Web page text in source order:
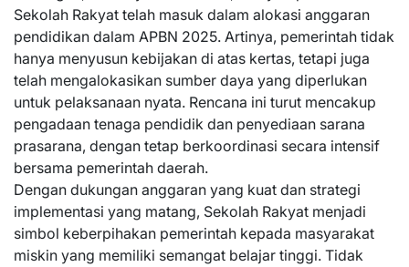
Sekolah Rakyat telah masuk dalam alokasi anggaran
pendidikan dalam APBN 2025. Artinya, pemerintah tidak
hanya menyusun kebijakan di atas kertas, tetapi juga
telah mengalokasikan sumber daya yang diperlukan
untuk pelaksanaan nyata. Rencana ini turut mencakup
pengadaan tenaga pendidik dan penyediaan sarana
prasarana, dengan tetap berkoordinasi secara intensif
bersama pemerintah daerah.
Dengan dukungan anggaran yang kuat dan strategi
implementasi yang matang, Sekolah Rakyat menjadi
simbol keberpihakan pemerintah kepada masyarakat
miskin yang memiliki semangat belajar tinggi. Tidak